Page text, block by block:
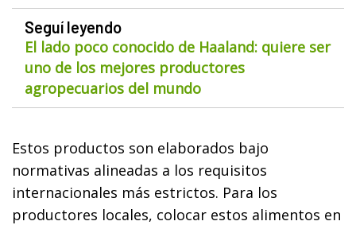
Seguí leyendo
El lado poco conocido de Haaland: quiere ser
uno de los mejores productores
agropecuarios del mundo
Estos productos son elaborados bajo
normativas alineadas a los requisitos
internacionales más estrictos. Para los
productores locales, colocar estos alimentos en